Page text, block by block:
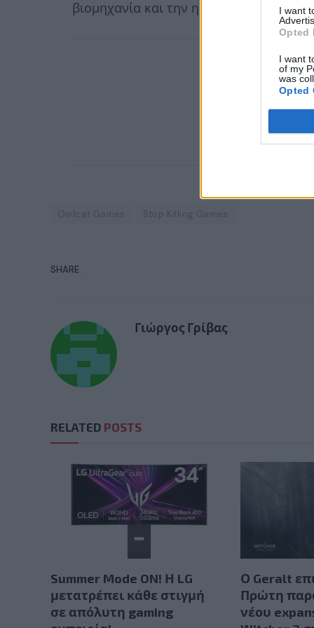
I want
Opted
I want
of my
was
Opted
βιομηχανία και την ηθική της διάσταση.
Owlcat Games Stop Killing Games
SHARE.
Γιώργος Γρίβας
RELATED POSTS
Summer Mode ON! Η LG
μετατρέπει κάθε στιγμή
σε απόλυτη gaming
Ο Geralt
Πρώτη
νέου